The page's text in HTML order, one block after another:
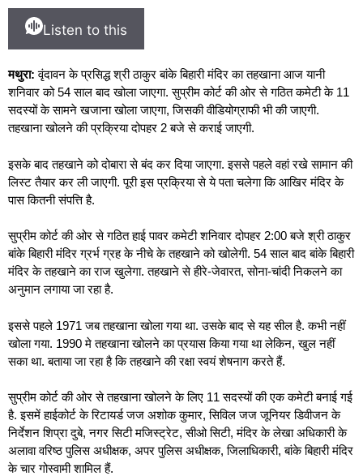
Listen to this
मथुरा: वृंदावन के प्रसिद्ध श्री ठाकुर बांके बिहारी मंदिर का तहखाना आज यानी
शनिवार को 54 साल बाद खोला जाएगा. सुप्रीम कोर्ट की ओर से गठित कमेटी के 11
सदस्यों के सामने खजाना खोला जाएगा, जिसकी वीडियोग्राफी भी की जाएगी.
तहखाना खोलने की प्रक्रिया दोपहर 2 बजे से कराई जाएगी.
इसके बाद तहखाने को दोबारा से बंद कर दिया जाएगा. इससे पहले वहां रखे सामान की
लिस्ट तैयार कर ली जाएगी. पूरी इस प्रक्रिया से ये पता चलेगा कि आखिर मंदिर के
पास कितनी संपत्ति है.
सुप्रीम कोर्ट की ओर से गठित हाई पावर कमेटी शनिवार दोपहर 2:00 बजे श्री ठाकुर
बांके बिहारी मंदिर ग्रर्भ ग्रह के नीचे के तहखाने को खोलेगी. 54 साल बाद बांके बिहारी
मंदिर के तहखाने का राज खुलेगा. तहखाने से हीरे-जेवारत, सोना-चांदी निकलने का
अनुमान लगाया जा रहा है.
इससे पहले 1971 जब तहखाना खोला गया था. उसके बाद से यह सील है. कभी नहीं
खोला गया. 1990 मे तहखाना खोलने का प्रयास किया गया था लेकिन, खुल नहीं
सका था. बताया जा रहा है कि तहखाने की रक्षा स्वयं शेषनाग करते हैं.
सुप्रीम कोर्ट की ओर से तहखाना खोलने के लिए 11 सदस्यों की एक कमेटी बनाई गई
है. इसमें हाईकोर्ट के रिटायर्ड जज अशोक कुमार, सिविल जज जूनियर डिवीजन के
निर्देशन शिप्रा दुबे, नगर सिटी मजिस्ट्रेट, सीओ सिटी, मंदिर के लेखा अधिकारी के
अलावा वरिष्ठ पुलिस अधीक्षक, अपर पुलिस अधीक्षक, जिलाधिकारी, बांके बिहारी मंदिर
के चार गोस्वामी शामिल हैं.